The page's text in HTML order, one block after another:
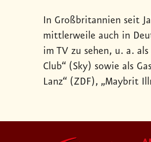
In Großbritannien seit
mittlerweile auch in
im TV zu sehen, u. a.
Club“ (Sky) sowie als
Lanz“ (ZDF), „Maybrit